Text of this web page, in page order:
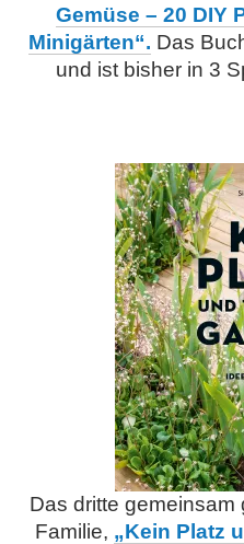
Gemüse – 20 DIY
Minigärten“. Das
und ist bisher in 3
Das dritte
Familie, „Kein Platz